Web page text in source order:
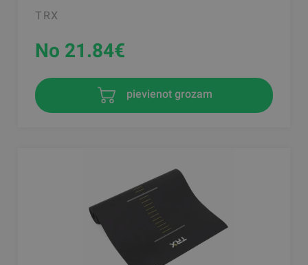
TRX
No 21.84€
pievienot grozam